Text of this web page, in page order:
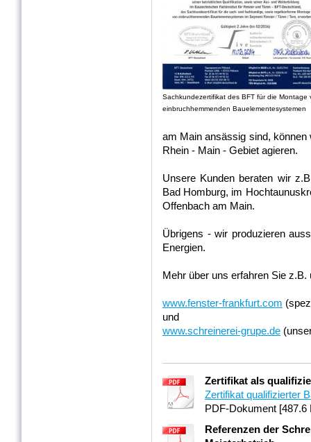
Sachkundezertifikat des BFT für die Montage
einbruchhemmenden Bauelementesystemen
am Main ansässig sind,
Rhein - Main - Gebiet agieren.
Unsere Kunden beraten wir
Bad Homburg, im
Offenbach am Main.
Übrigens - wir produzieren
Energien.
Mehr über uns erfahren Sie z.B.
www.fenster-frankfurt.com
und
www.schreinerei-grupe.de
Zertifikat als
Zertifikat qualifizierter
PDF-Dokument [487.6
Referenzen der